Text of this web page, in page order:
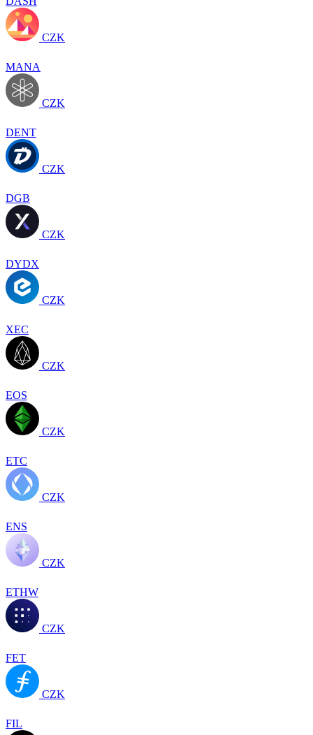
CZK
MANA
CZK
DENT
CZK
DGB
CZK
DYDX
CZK
XEC
CZK
EOS
CZK
ETC
CZK
ENS
CZK
ETHW
CZK
FET
CZK
FIL